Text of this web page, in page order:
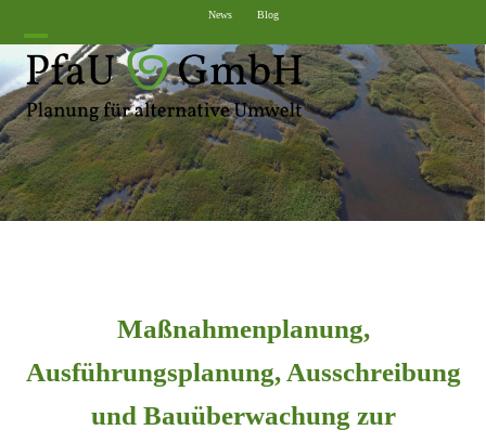
to
content
News Blog
Open
mobile
menu
Close
mobile
menu
Maßnahmenplanung,
Ausführungsplanung, Ausschreibung
und Bauüberwachung zur